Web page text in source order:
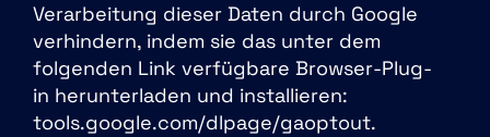
Verarbeitung dieser Daten durch Google
verhindern, indem sie das unter dem
folgenden Link verfügbare Browser-Plug-
in herunterladen und installieren:
tools.google.com/dlpage/gaoptout.